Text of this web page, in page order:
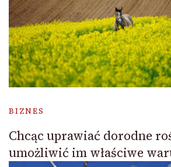
BIZNES
Chcąc uprawiać dorodne
umożliwić im właściwe